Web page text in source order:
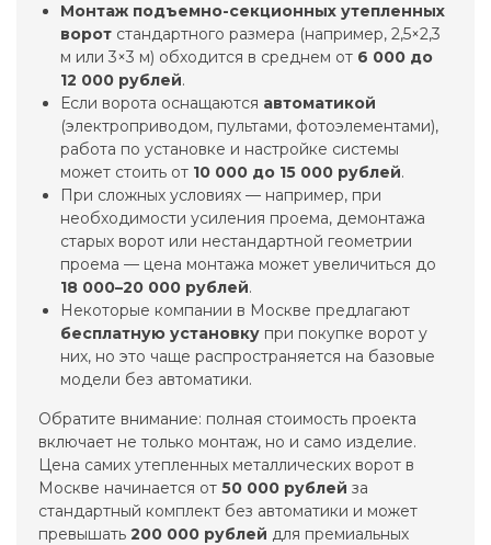
Монтаж подъемно-секционных утепленных
ворот стандартного размера (например, 2,5×2,3
м или 3×3 м) обходится в среднем от 6 000 до
12 000 рублей.
Если ворота оснащаются автоматикой
(электроприводом, пультами, фотоэлементами),
работа по установке и настройке системы
может стоить от 10 000 до 15 000 рублей.
При сложных условиях — например, при
необходимости усиления проема, демонтажа
старых ворот или нестандартной геометрии
проема — цена монтажа может увеличиться до
18 000–20 000 рублей.
Некоторые компании в Москве предлагают
бесплатную установку при покупке ворот у
них, но это чаще распространяется на базовые
модели без автоматики.
Обратите внимание: полная стоимость проекта
включает не только монтаж, но и само изделие.
Цена самих утепленных металлических ворот в
Москве начинается от 50 000 рублей за
стандартный комплект без автоматики и может
превышать 200 000 рублей для премиальных